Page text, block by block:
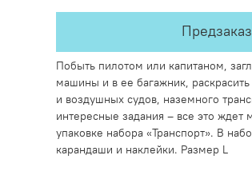
Предзаказ
Побыть пилотом или капитаном,
машины и в ее багажник,
и воздушных судов, наземного
интересные задания – все это
упаковке набора «Транспорт». В
карандаши и наклейки. Размер L